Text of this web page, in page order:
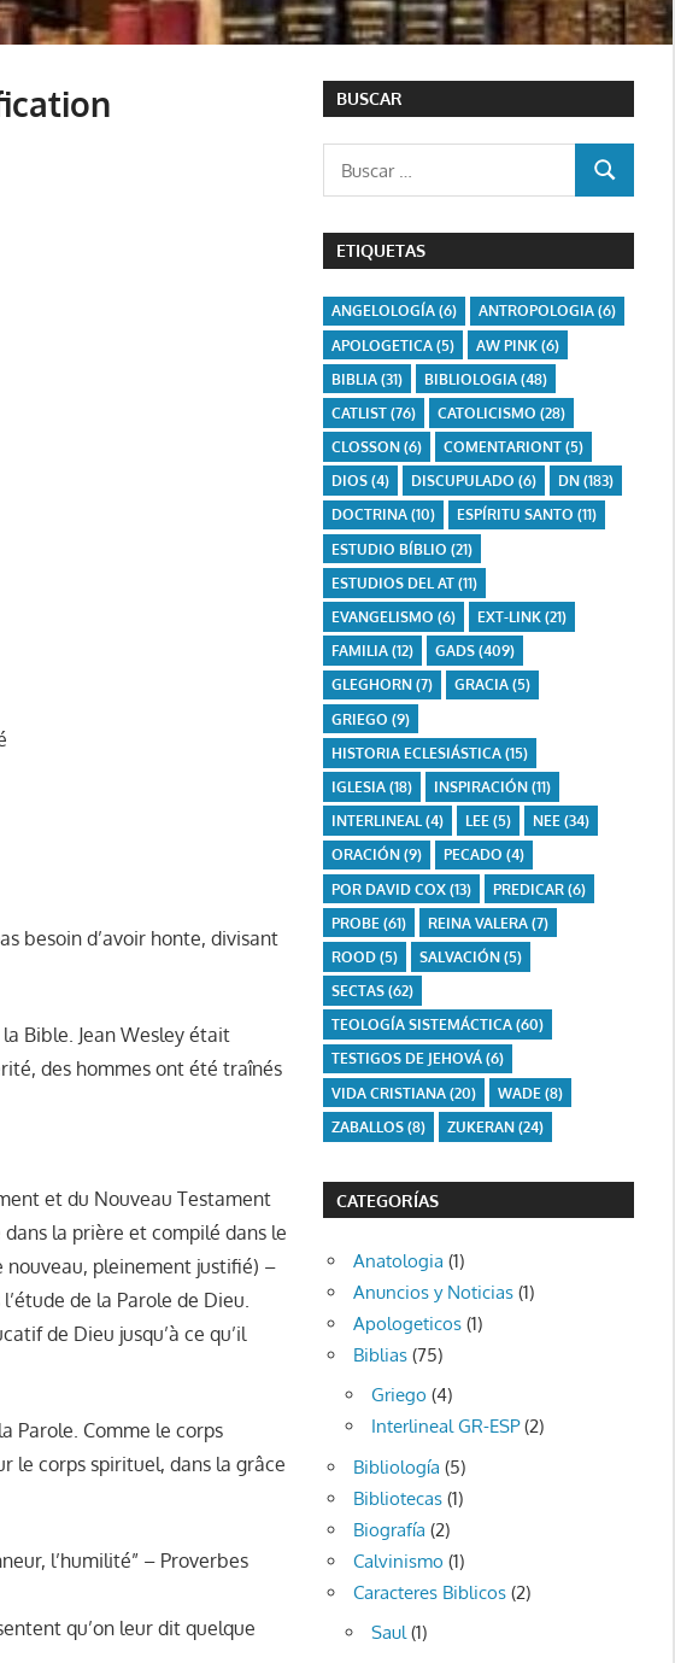
besoin d’avoir honte, divisant
Bible. Jean Wesley était
des hommes ont été traînés
et du Nouveau Testament
la prière et compilé dans le
nouveau, pleinement justifié) –
de la Parole de Dieu.
de Dieu jusqu’à ce qu’il
Parole. Comme le corps
le corps spirituel, dans la grâce
l’humilité” – Proverbes
qu’on leur dit quelque
BUSCAR
BUSCAR
ETIQUETAS
ANGELOLOGÍA(6) ANTROPOLOGIA(6)
APOLOGETICA(5) AW PINK(6)
BIBLIA(31) BIBLIOLOGIA(48)
CATLIST(76) CATOLICISMO (28)
CLOSSON(6) COMENTARIONT(5)
DIOS(4) DISCUPULADO (6) DN(183)
DOCTRINA(10) ESPÍRITU SANTO (11)
ESTUDIO BÍBLIO (21)
ESTUDIOS DEL AT(11)
EVANGELISMO (6) EXT-LINK(21)
FAMILIA(12) GADS(409)
GLEGHORN(7) GRACIA(5)
GRIEGO (9)
HISTORIA ECLESIÁSTICA(15)
IGLESIA(18) INSPIRACIÓN(11)
INTERLINEAL(4) LEE(5) NEE(34)
ORACIÓN(9) PECADO (4)
POR DAVID COX(13) PREDICAR(6)
PROBE (61) REINA VALERA(7)
ROOD(5) SALVACIÓN(5)
SECTAS(62)
TEOLOGÍA SISTEMÁCTICA(60)
TESTIGOS DE JEHOVÁ(6)
VIDA CRISTIANA(20) WADE (8)
ZABALLOS(8) ZUKERAN(24)
CATEGORÍAS
Anatologia (1)
Anuncios y Noticias (1)
Apologeticos (1)
Biblias (75)
Griego (4)
Interlineal GR-ESP(2)
Bibliología (5)
Bibliotecas (1)
Biografía (2)
Calvinismo (1)
Caracteres Biblicos (2)
Saul(1)